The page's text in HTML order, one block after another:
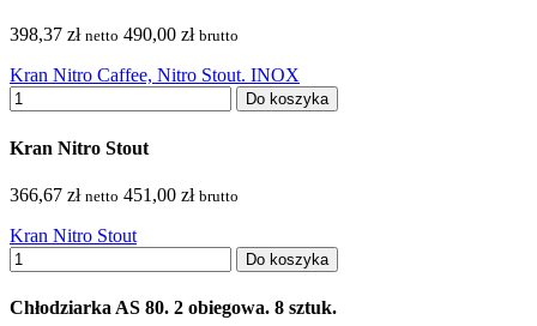
398,37 zł netto 490,00 zł brutto
Kran Nitro Caffee, Nitro Stout. INOX
Do koszyka
Kran Nitro Stout
366,67 zł netto 451,00 zł brutto
Kran Nitro Stout
Do koszyka
Chłodziarka AS 80. 2 obiegowa. 8 sztuk.